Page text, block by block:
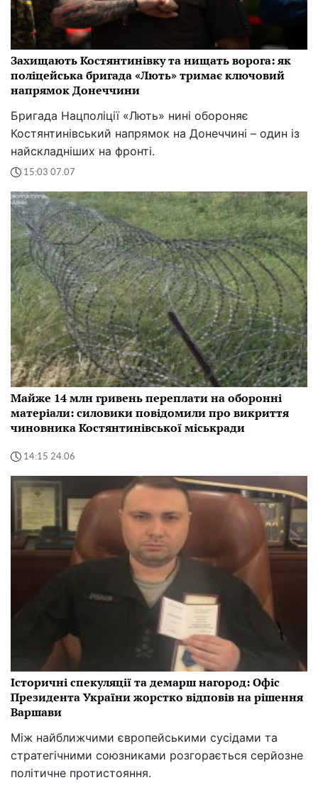
Захищають Костянтинівку та нищать ворога: як
поліцейська бригада «Лють» тримає ключовий
напрямок Донеччини
Бригада Нацполіції «Лють» нині обороняє
Костянтинівський напрямок на Донеччині – один із
найскладніших на фронті.
15:03 07.07
Майже 14 млн гривень переплати на оборонні
матеріали: силовики повідомили про викриття
чиновника Костянтинівської міськради
14:15 24.06
Історичні спекуляції та демарш нагород: Офіс
Президента України жорстко відповів на рішення
Варшави
Між найближчими європейськими сусідами та
стратегічними союзниками розгорається серйозне
політичне протистояння.